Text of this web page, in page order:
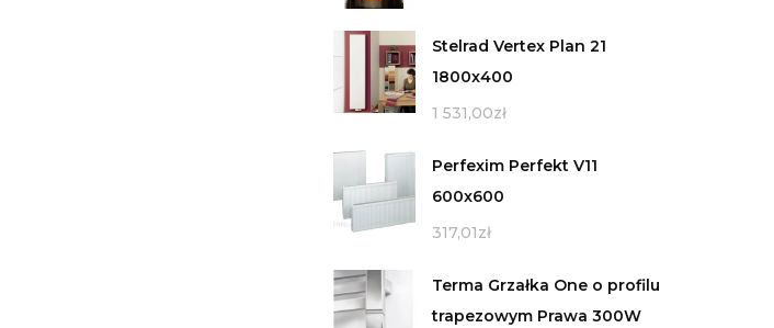
Stelrad Vertex Plan 21
1800x400
1 531,00zł
Perfexim Perfekt V11
600x600
317,01zł
Terma Grzałka One o profilu
trapezowym Prawa 300W